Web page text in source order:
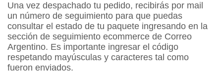
Una vez despachado tu pedido, recibirás por mail
un número de seguimiento para que puedas
consultar el estado de tu paquete ingresando en la
sección de seguimiento ecommerce de Correo
Argentino. Es importante ingresar el código
respetando mayúsculas y caracteres tal como
fueron enviados.